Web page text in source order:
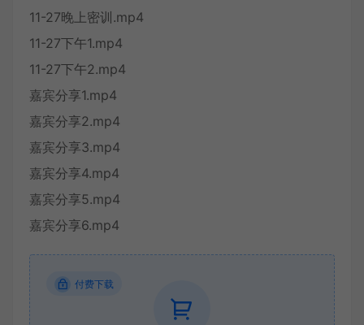
11-27晚上密训.mp4
11-27下午1.mp4
11-27下午2.mp4
嘉宾分享1.mp4
嘉宾分享2.mp4
嘉宾分享3.mp4
嘉宾分享4.mp4
嘉宾分享5.mp4
嘉宾分享6.mp4
付费下载